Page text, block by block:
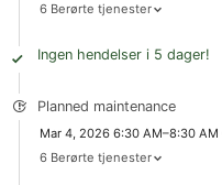
6 Berørte tjenester
Ingen hendelser i 5 dager!
Planned maintenance
Mar 4, 2026 6:30 AM–8:30 AM
6 Berørte tjenester